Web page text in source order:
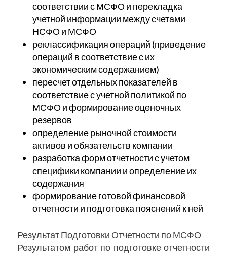
соответствии с МСФО и перекладка
учетной информации между счетами
НСФО и МСФО
реклассификация операций (приведение
операций в соответствие с их
экономическим содержанием)
пересчет отдельных показателей в
соответствие с учетной политикой по
МСФО и формирование оценочных
резервов
определение рыночной стоимости
активов и обязательств компании
разработка форм отчетности с учетом
специфики компании и определение их
содержания
формирование готовой финансовой
отчетности и подготовка пояснений к ней
Результат Подготовки Отчетности по МСФО
Результатом работ по подготовке отчетности